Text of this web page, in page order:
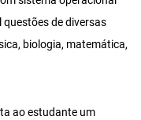
de diversas
biologia, matemática,
ao estudante um